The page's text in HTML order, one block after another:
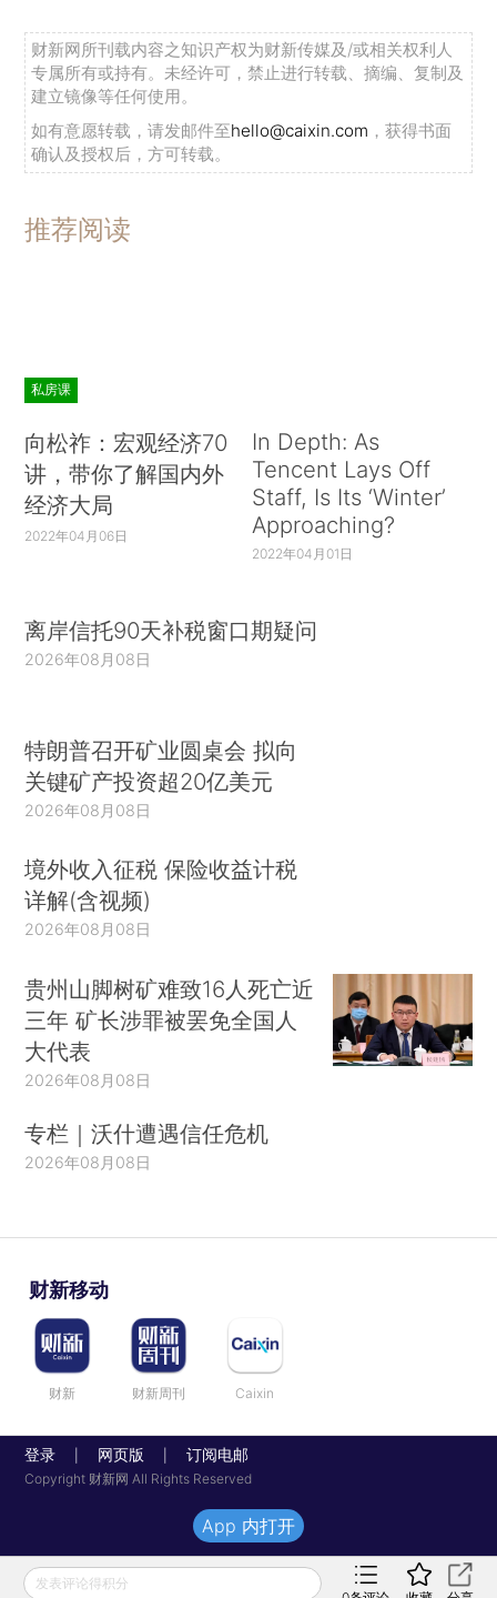
财新网所刊载内容之知识产权为财新传媒及/或相关权利人
专属所有或持有。未经许可，禁止进行转载、摘编、复制及
建立镜像等任何使用。
如有意愿转载，请发邮件至hello@caixin.com ，获得书面
确认及授权后，方可转载。
推荐阅读
私房课
向松祚：宏观经济70
讲，带你了解国内外
经济大局
2022年04月06日
In Depth: As
Tencent Lays Off
Staff, Is Its ‘Winter’
Approaching?
2022年04月01日
离岸信托90天补税窗口期疑问
2026年08月08日
特朗普召开矿业圆桌会 拟向
关键矿产投资超20亿美元
2026年08月08日
境外收入征税 保险收益计税
详解(含视频)
2026年08月08日
贵州山脚树矿难致16人死亡近
三年 矿长涉罪被罢免全国人
大代表
2026年08月08日
专栏｜沃什遭遇信任危机
2026年08月08日
财新移动
财新 财新周刊 Caixin
登录 网页版 订阅电邮
Copyright 财新网 All Rights Reserved
发表评论得积分
App 内打开